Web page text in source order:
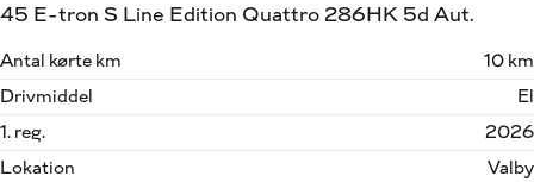
45 E-tron S Line Edition Quattro 286HK 5d Aut.
Antal kørte km
10 km
Drivmiddel
El
1. reg.
2026
Lokation
Valby